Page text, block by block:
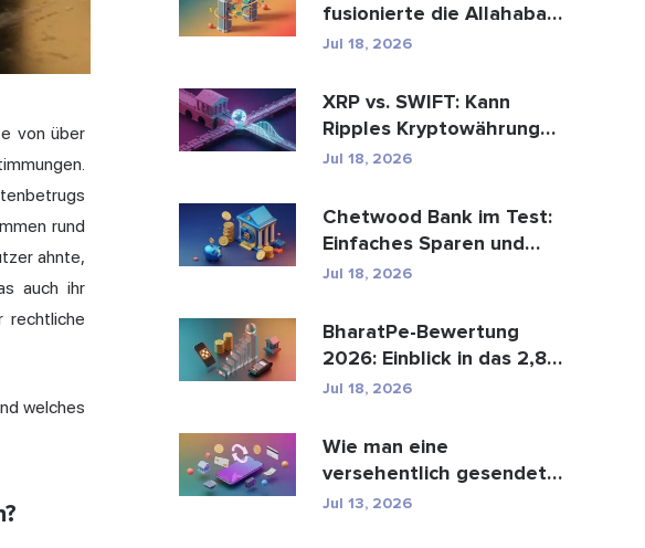
von über
rund
ahnte,
auch ihr
rechtliche
welches
fusionierte die Allahabad
Bank? Die ganze
Jul 18, 2026
XRP vs. SWIFT: Kann
Ripples Kryptowährung
den globalen
Jul 18, 2026
Chetwood Bank im Test:
Einfaches Sparen und
sicheres Banking
Jul 18, 2026
BharatPe-Bewertung
2026: Einblick in das 2,85
Milliarden Dollar sc...
Jul 18, 2026
Wie man eine
versehentlich gesendete
M-Pesa-Transaktion
Jul 13, 2026